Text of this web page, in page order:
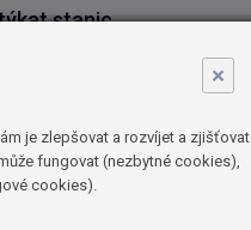
stanic
×
je zlepšovat a rozvíjet a zjišťovat
fungovat (nezbytné cookies),
cookies).